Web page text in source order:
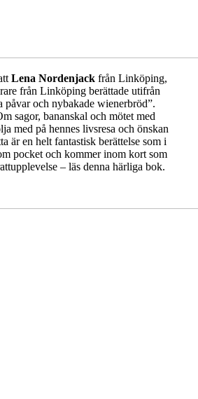
Lena Nordenjack från Linköping,
från Linköping berättade utifrån
och nybakade wienerbröd”.
sagor, bananskal och mötet med
med på hennes livsresa och önskan
är en helt fantastisk berättelse som i
pocket och kommer inom kort som
– läs denna härliga bok.